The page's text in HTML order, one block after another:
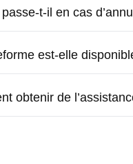
t-il en cas
est-elle
obtenir de